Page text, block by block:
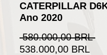
CATERPILLAR
Ano 2020
580.000,00 BRL
538.000,00 BRL